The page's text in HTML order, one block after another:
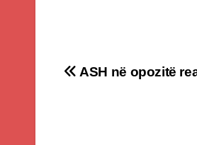
Post
ASH në opozitë